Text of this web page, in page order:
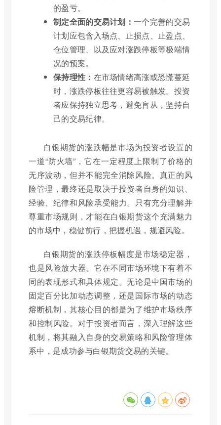
的盈亏。
制定全面的交易计划： 一个完善的交易
计划应包含入场点、止损点、止盈点、
仓位管理、以及应对涨跌停板等极端情
况的预案。
保持理性： 在市场情绪高涨或恐慌蔓延
时，涨跌停板往往更容易被触发。投资
者应保持独立思考，避免盲从，坚持自
己的交易纪律。
白银期货的涨跌幅是市场为投资者设置的
一道“防火墙”，它在一定程度上限制了价格的
无序波动，但并不能完全消除风险。真正的风
险管理，最终还是取决于投资者自身的知识、
经验、纪律和风险承受能力。只有充分理解并
尊重市场规则，才能在白银期货这个充满魅力
的市场中，稳健前行，把握机遇，规避风险。
白银期货的涨跌停板幅度是市场稳定器，
也是风险放大器。它在不同市场环境下有着不
同的表现形式和具体规定。无论是中国市场的
固定百分比加动态调整，还是国际市场的动态
熔断机制，其核心目的都是为了维护市场秩序
和控制风险。对于投资者而言，深入理解这些
机制，将其融入自身的交易策略和风险管理体
系中，是成功参与白银期货交易的关键。